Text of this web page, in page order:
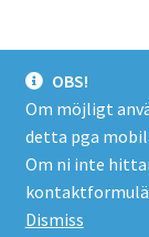
© Spacer.se 2026
Företagsinfo/
WooCommerce.
OBS!
Om möjligt
detta pga
Om ni inte
Dismiss